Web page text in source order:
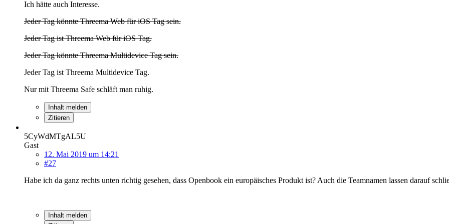
Ich hätte auch Interesse.
Jeder Tag könnte Threema Web für iOS Tag sein.
Jeder Tag ist Threema Web für iOS Tag.
Jeder Tag könnte Threema Multidevice Tag sein.
Jeder Tag ist Threema Multidevice Tag.
Nur mit Threema Safe schläft man ruhig.
Inhalt melden
Zitieren
5CyWdMTgAL5U
Gast
12. Mai 2019 um 14:21
#27
Habe ich da ganz rechts unten richtig gesehen, dass Openbook ein europäisches Produkt ist? Auch die Teamnamen lassen darauf
Inhalt melden